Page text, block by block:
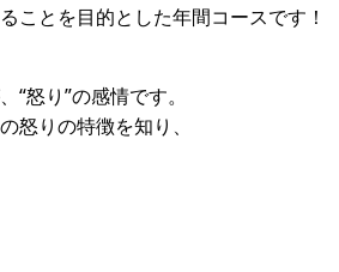
ことを目的とした年間コースです！
怒り”の感情です。
怒りの特徴を知り、